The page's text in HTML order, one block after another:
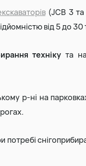
(JCB 3 та
від 5 до 30
техніку та
р-ні на
потребі